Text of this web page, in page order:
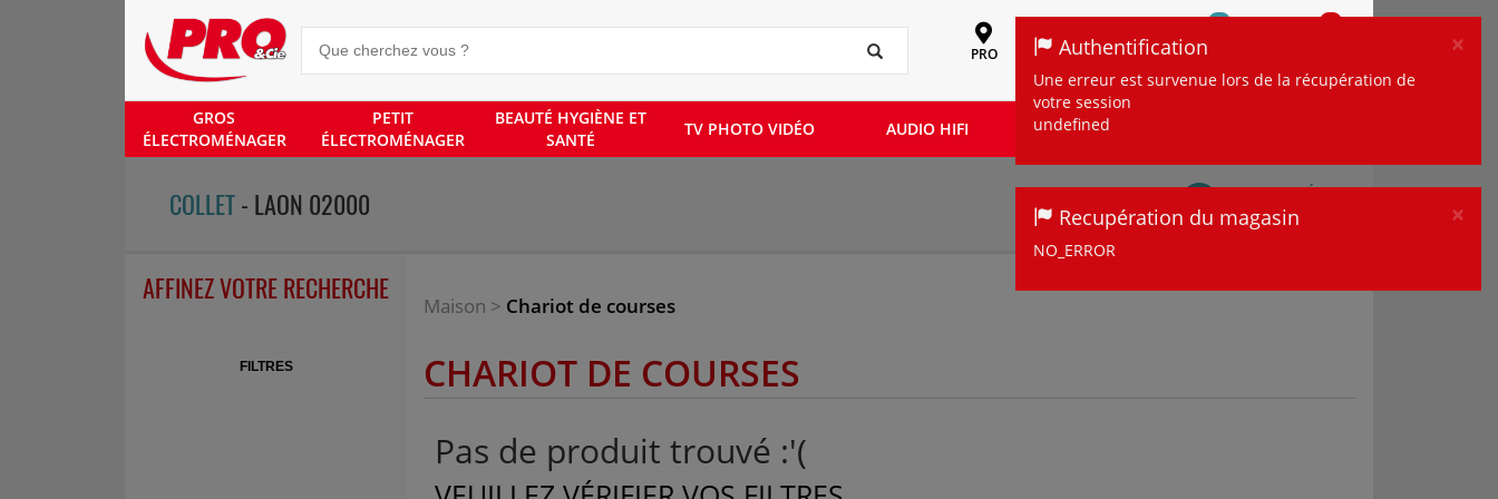
PRO MONCOMPTE
0
COMPARER
PANIER
GROS
ÉLECTROMÉNAGER
PETIT
ÉLECTROMÉNAGER
BEAUTÉ HYGIÈNE ET
SANTÉ
TV PHOTO VIDÉO AUDIO HIFI
MULTIMÉDIA ET
COLLET- LAON 02000
TOUS LES DÉTAILS
Sur mon magasin
×
Authentification
Une erreur est survenue lors de la récupération de
votre session
undefined
×
Recupération du magasin
NO_ERROR
AFFINEZ VOTRE RECHERCHE
FILTRES
Maison > Chariot de courses
CHARIOT DE COURSES
Pas de produit trouvé :'(